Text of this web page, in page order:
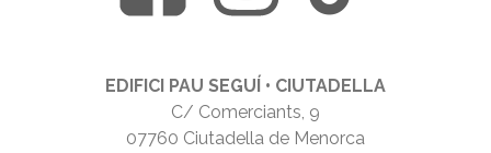
EDIFICI PAU SEGUÍ • CIUTADELLA
C/ Comerciants, 9
07760 Ciutadella de Menorca